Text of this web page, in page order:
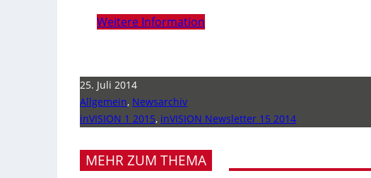
Weitere Information
25. Juli 2014
Allgemein, Newsarchiv
inVISION 1 2015, inVISION Newsletter 15 2014
MEHR ZUM THEMA